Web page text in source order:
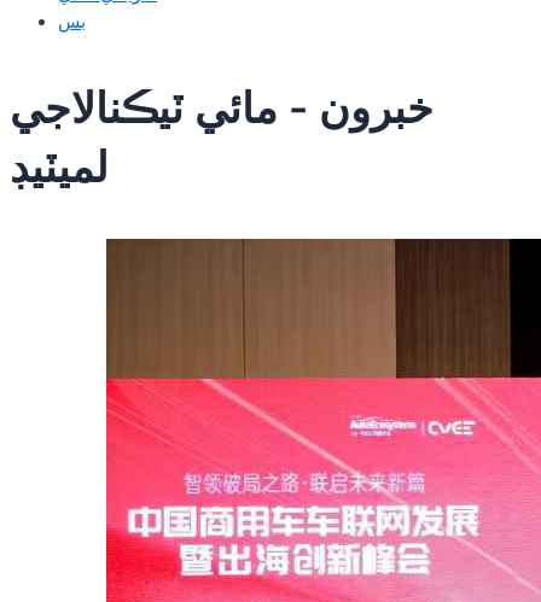
بس
خبرون - مائي ٽيڪنالاجي
لميٽيڊ